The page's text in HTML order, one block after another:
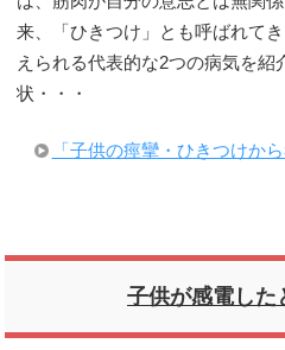
来、「ひきつけ」とも呼ばれて
えられる代表的な2つの病気を
状・・・
「子供の痙攣・ひきつけか
子供が感電した